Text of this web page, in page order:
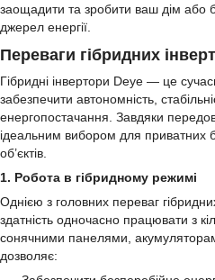
заощадити та зробити ваш дім або
джерел енергії.
Переваги гібридних
Гібридні інвертори Deye — це
забезпечити автономність,
енергопостачання. Завдяки
ідеальним вибором для приватних
об’єктів.
1. Робота в гібридному режимі
Однією з головних переваг
здатність одночасно працювати з
сонячними панелями,
дозволяє: